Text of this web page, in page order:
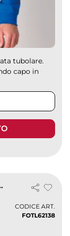
tubolare.
capo in
e stile casual
CODICE ART.
FOTL62138